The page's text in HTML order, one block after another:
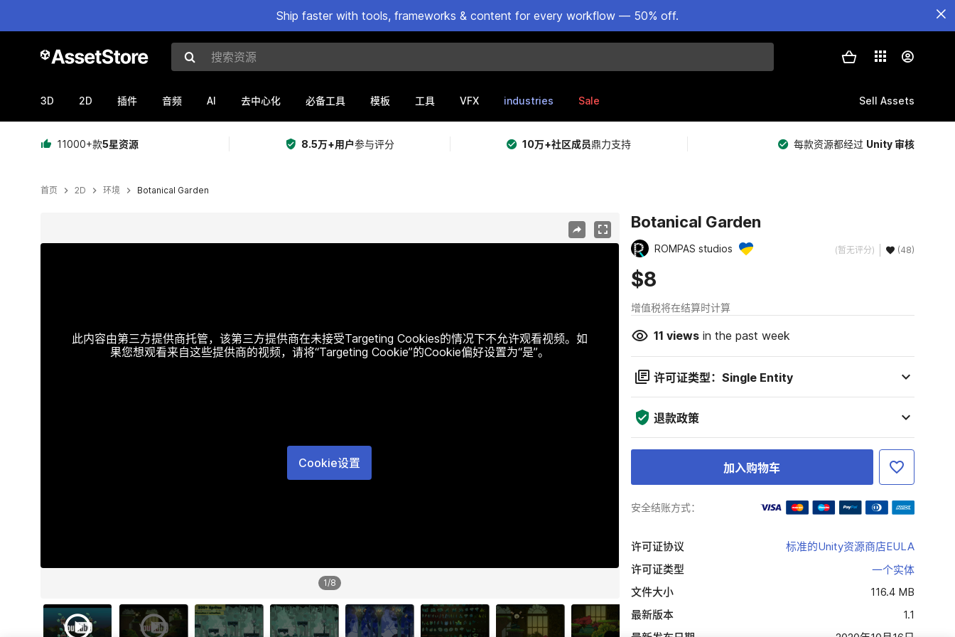
Ship faster with tools, frameworks & content for every workflow — 50% off.
搜索资源
3D 2D 插件 音频 AI 去中心化 必备工具 模板 工具 VFX industries Sale Sell Assets
11000+款5星资源 8.5万+用户参与评分 10万+社区成员鼎力支持 每款资源都经过 Unity 审核
首页 2D 环境 Botanical Garden
此内容由第三方提供商托管，该第三方提供商在未接受Targeting Cookies的情况下不允许观看视频。如
果您想观看来自这些提供商的视频，请将“Targeting Cookie”的Cookie偏好设置为“是”。
Cookie设置
1/8
Botanical Garden
ROMPAS studios (暂无评分) (48)
$8
增值税将在结算时计算
11 viewsin the past week
许可证类型：Single Entity
退款政策
加入购物车
安全结账方式：
许可证协议
标准的Unity资源商店EULA
许可证类型
一个实体
文件大小
116.4 MB
最新版本
1.1